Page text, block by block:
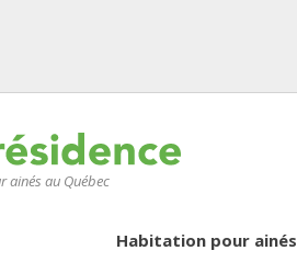
ainés au Québec
Habitation pour ainés